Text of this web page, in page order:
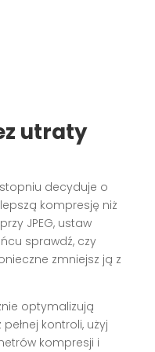
utraty
decyduje o
kompresję niż
JPEG, ustaw
sprawdź, czy
zmniejsz ją z
optymalizują
kontroli, użyj
kompresji i